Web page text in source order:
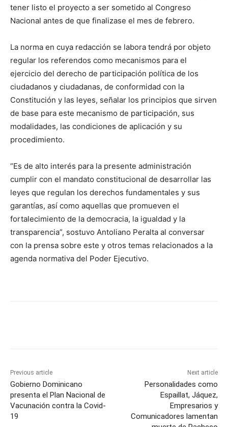
tener listo el proyecto a ser sometido al Congreso
Nacional antes de que finalizase el mes de febrero.
La norma en cuya redacción se labora tendrá por objeto
regular los referendos como mecanismos para el
ejercicio del derecho de participación política de los
ciudadanos y ciudadanas, de conformidad con la
Constitución y las leyes, señalar los principios que sirven
de base para este mecanismo de participación, sus
modalidades, las condiciones de aplicación y su
procedimiento.
“Es de alto interés para la presente administración
cumplir con el mandato constitucional de desarrollar las
leyes que regulan los derechos fundamentales y sus
garantías, así como aquellas que promueven el
fortalecimiento de la democracia, la igualdad y la
transparencia”, sostuvo Antoliano Peralta al conversar
con la prensa sobre este y otros temas relacionados a la
agenda normativa del Poder Ejecutivo.
Previous article
Gobierno Dominicano
presenta el Plan Nacional de
Vacunación contra la Covid-
19
Next article
Personalidades como
Espaillat, Jáquez,
Empresarios y
Comunicadores lamentan